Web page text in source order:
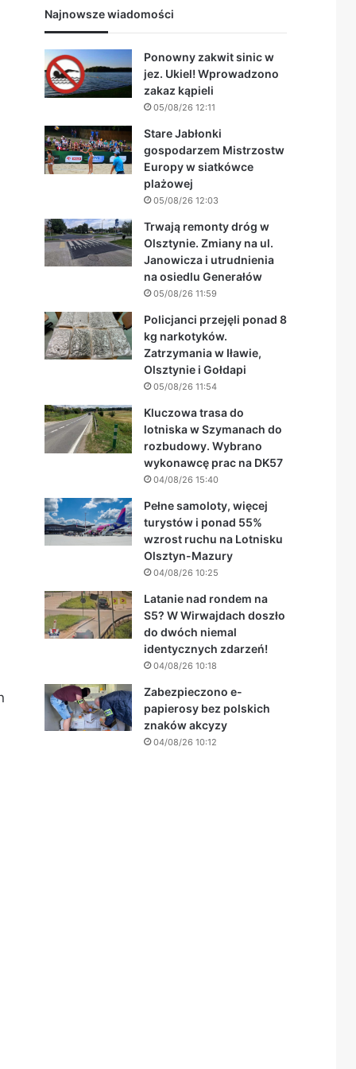
Najnowsze wiadomości
Ponowny zakwit sinic w
jez. Ukiel! Wprowadzono
zakaz kąpieli
05/08/26 12:11
Stare Jabłonki
gospodarzem Mistrzostw
Europy w siatkówce
plażowej
05/08/26 12:03
Trwają remonty dróg w
Olsztynie. Zmiany na ul.
Janowicza i utrudnienia
na osiedlu Generałów
05/08/26 11:59
Policjanci przejęli ponad 8
kg narkotyków.
Zatrzymania w Iławie,
Olsztynie i Gołdapi
05/08/26 11:54
Kluczowa trasa do
lotniska w Szymanach do
rozbudowy. Wybrano
wykonawcę prac na DK57
04/08/26 15:40
Pełne samoloty, więcej
turystów i ponad 55%
wzrost ruchu na Lotnisku
Olsztyn-Mazury
04/08/26 10:25
Latanie nad rondem na
S5? W Wirwajdach doszło
do dwóch niemal
identycznych zdarzeń!
04/08/26 10:18
Zabezpieczono e-
papierosy bez polskich
znaków akcyzy
04/08/26 10:12